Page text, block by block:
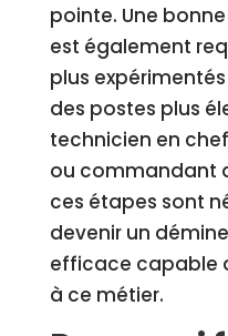
pointe. Une
est également
plus
des postes plus
technicien en
ou commandant
ces étapes sont
devenir un
efficace capable
à ce métier.